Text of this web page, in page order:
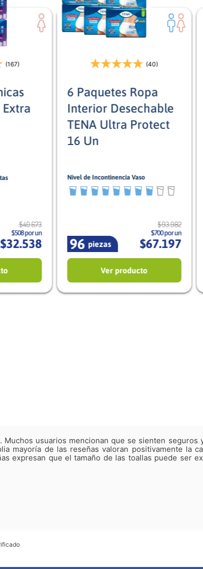
(167)
$40.673
$508 por un
$32.538
(40)
6 Paquetes Ropa
Interior Desechable
TENA Ultra Protect
16 Un
Nivel de Incontinencia Vaso
8/10
piezas
96
$93.982
$700 por un
$67.197
Ver producto
usuarios mencionan que se sienten
mayoría de las reseñas valoran positivamente la
expresan que el tamaño de las toallas puede ser